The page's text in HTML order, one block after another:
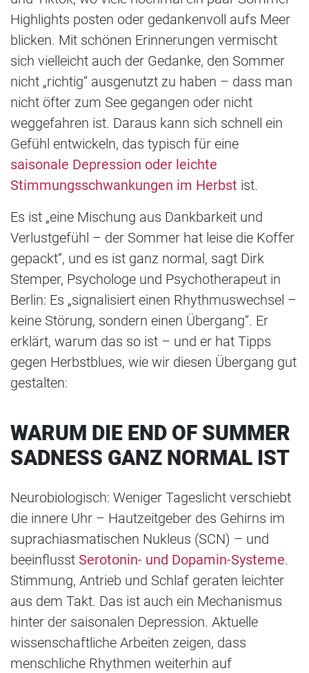
Highlights posten oder gedankenvoll aufs Meer
blicken. Mit schönen Erinnerungen vermischt
sich vielleicht auch der Gedanke, den Sommer
nicht „richtig“ ausgenutzt zu haben – dass man
nicht öfter zum See gegangen oder nicht
weggefahren ist. Daraus kann sich schnell ein
Gefühl entwickeln, das typisch für eine
saisonale Depression oder leichte
Stimmungsschwankungen im Herbst ist.
Es ist „eine Mischung aus Dankbarkeit und
Verlustgefühl – der Sommer hat leise die Koffer
gepackt“, und es ist ganz normal, sagt Dirk
Stemper, Psychologe und Psychotherapeut in
Berlin: Es „signalisiert einen Rhythmuswechsel –
keine Störung, sondern einen Übergang“. Er
erklärt, warum das so ist – und er hat Tipps
gegen Herbstblues, wie wir diesen Übergang gut
gestalten:
WARUM DIE END OF SUMMER
SADNESS GANZ NORMAL IST
Neurobiologisch: Weniger Tageslicht verschiebt
die innere Uhr – Hautzeitgeber des Gehirns im
suprachiasmatischen Nukleus (SCN) – und
beeinflusst Serotonin- und Dopamin-Systeme.
Stimmung, Antrieb und Schlaf geraten leichter
aus dem Takt. Das ist auch ein Mechanismus
hinter der saisonalen Depression. Aktuelle
wissenschaftliche Arbeiten zeigen, dass
menschliche Rhythmen weiterhin auf